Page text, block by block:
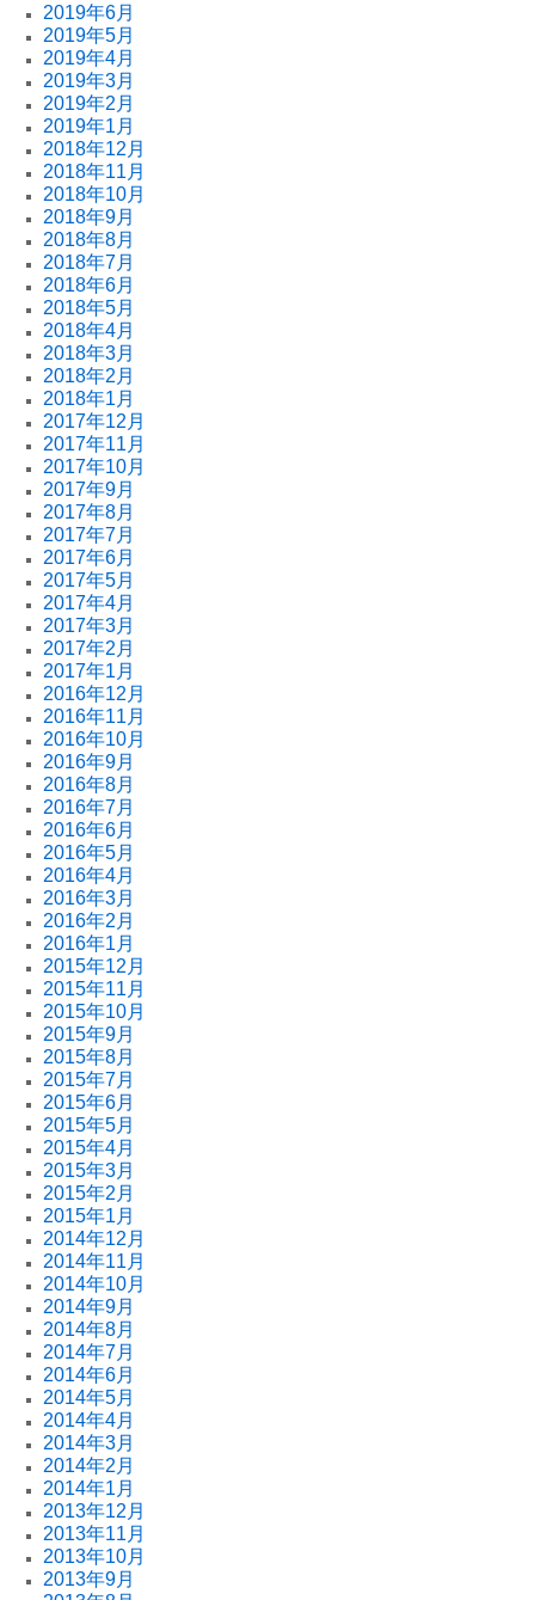
2019年6月
2019年5月
2019年4月
2019年3月
2019年2月
2019年1月
2018年12月
2018年11月
2018年10月
2018年9月
2018年8月
2018年7月
2018年6月
2018年5月
2018年4月
2018年3月
2018年2月
2018年1月
2017年12月
2017年11月
2017年10月
2017年9月
2017年8月
2017年7月
2017年6月
2017年5月
2017年4月
2017年3月
2017年2月
2017年1月
2016年12月
2016年11月
2016年10月
2016年9月
2016年8月
2016年7月
2016年6月
2016年5月
2016年4月
2016年3月
2016年2月
2016年1月
2015年12月
2015年11月
2015年10月
2015年9月
2015年8月
2015年7月
2015年6月
2015年5月
2015年4月
2015年3月
2015年2月
2015年1月
2014年12月
2014年11月
2014年10月
2014年9月
2014年8月
2014年7月
2014年6月
2014年5月
2014年4月
2014年3月
2014年2月
2014年1月
2013年12月
2013年11月
2013年10月
2013年9月